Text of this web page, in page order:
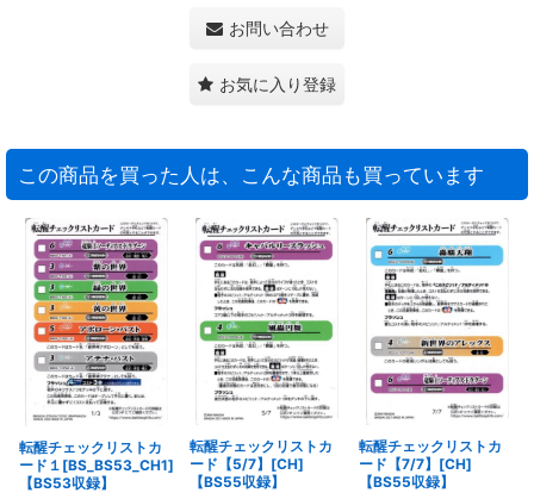
お問い合わせ
お気に入り登録
この商品を買った人は、こんな商品も買っています
転醒チェックリストカ
ード１[BS_BS53_CH1]
【BS53収録】
転醒チェックリストカ
ード【5/7】[CH]
【BS55収録】
転醒チェックリストカ
ード【7/7】[CH]
【BS55収録】